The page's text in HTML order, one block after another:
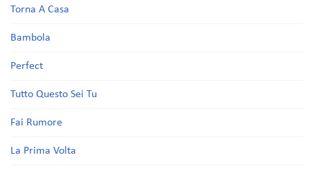
Torna A Casa
Bambola
Perfect
Tutto Questo Sei Tu
Fai Rumore
La Prima Volta